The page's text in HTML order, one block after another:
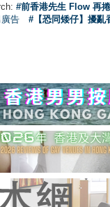
#前香港先生 Flow 再
告
#【恐同矮仔】擾亂